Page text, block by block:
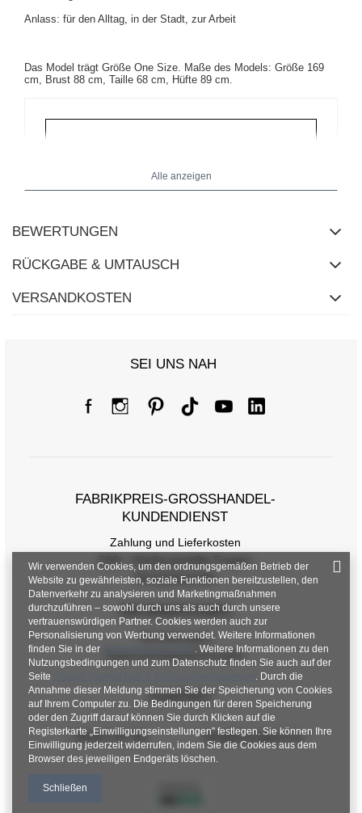
Anlass: für den Alltag, in der Stadt, zur Arbeit
Das Model trägt Größe One Size. Maße des Models: Größe 169
cm, Brust 88 cm, Taille 68 cm, Hüfte 89 cm.
Maße flach gemessen (+/- 1cm)
[C] Hüftumfang 124
[E] Ärmellänge 56
Alle anzeigen
BEWERTUNGEN
RÜCKGABE & UMTAUSCH
VERSANDKOSTEN
SEI UNS NAH
FABRIKPREIS-GROSSHANDEL-K
UNDENDIENST
Zahlung und Lieferkosten
FAQ - Häufig gestellte Fragen
Rückgabepolitik
INFORMATIONEN
Verordnungen
Datenschutzbestimmungen
KONTAKT
+48 601 547 740 hurt@factoryprice.eu
Wir verwenden Cookies, um den ordnungsgemäßen Betrieb der
Website zu gewährleisten, soziale Funktionen bereitzustellen, den
Datenverkehr zu analysieren und Marketingmaßnahmen
durchzuführen – sowohl durch uns als auch durch unsere
vertrauenswürdigen Partner. Cookies werden auch zur
Personalisierung von Werbung verwendet. Weitere Informationen
finden Sie in der
Datenschutzrichtlinie. Weitere Informationen zu den
Nutzungsbedingungen und zum Datenschutz finden Sie auch auf der
Seite
. Durch die
Annahme dieser Meldung stimmen Sie der Speicherung von Cookies
auf Ihrem Computer zu. Die Bedingungen für deren Speicherung
oder den Zugriff darauf können Sie durch Klicken auf die
Registerkarte „Einwilligungseinstellungen" festlegen. Sie können Ihre
Einwilligung jederzeit widerrufen, indem Sie die Cookies aus dem
Browser des jeweiligen Endgeräts löschen.
Schließen